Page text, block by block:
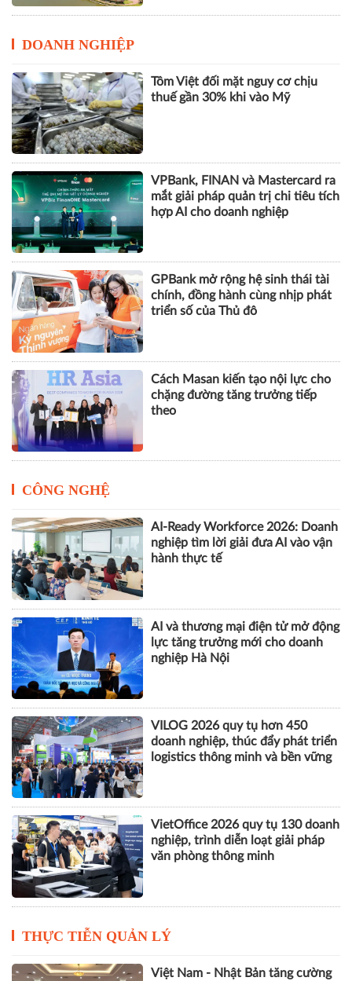
DOANH NGHIỆP
Tôm Việt đối mặt nguy cơ chịu
thuế gần 30% khi vào Mỹ
VPBank, FINAN và Mastercard ra
mắt giải pháp quản trị chi tiêu tích
hợp AI cho doanh nghiệp
GPBank mở rộng hệ sinh thái tài
chính, đồng hành cùng nhịp phát
triển số của Thủ đô
Cách Masan kiến tạo nội lực cho
chặng đường tăng trưởng tiếp
theo
CÔNG NGHỆ
AI-Ready Workforce 2026: Doanh
nghiệp tìm lời giải đưa AI vào vận
hành thực tế
AI và thương mại điện tử mở động
lực tăng trưởng mới cho doanh
nghiệp Hà Nội
VILOG 2026 quy tụ hơn 450
doanh nghiệp, thúc đẩy phát triển
logistics thông minh và bền vững
VietOffice 2026 quy tụ 130 doanh
nghiệp, trình diễn loạt giải pháp
văn phòng thông minh
THỰC TIỄN QUẢN LÝ
Việt Nam - Nhật Bản tăng cường